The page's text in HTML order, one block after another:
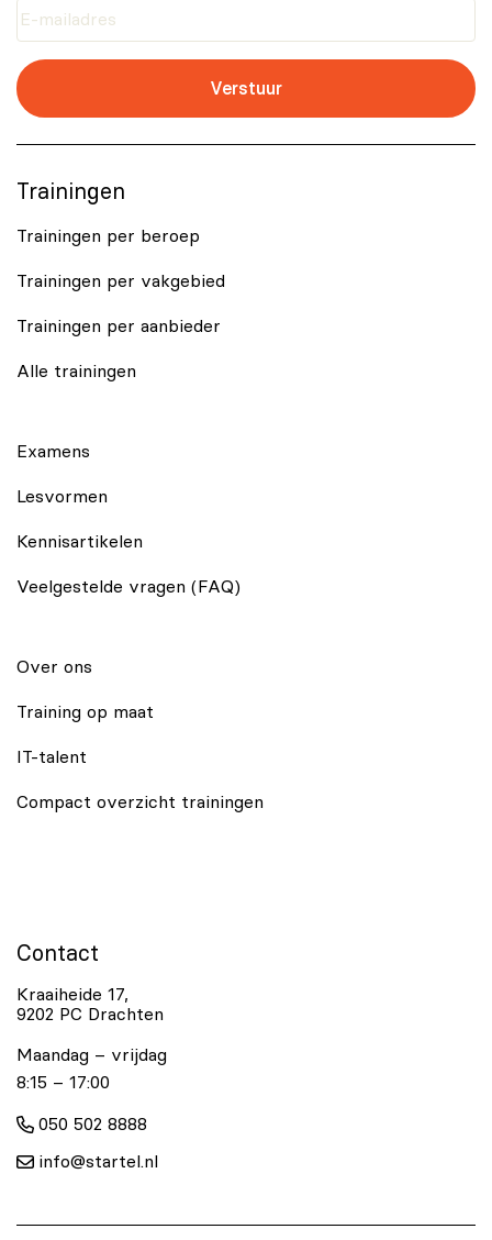
Verstuur
Trainingen
Trainingen per beroep
Trainingen per vakgebied
Trainingen per aanbieder
Alle trainingen
Examens
Lesvormen
Kennisartikelen
Veelgestelde vragen (FAQ)
Over ons
Training op maat
IT-talent
Compact overzicht trainingen
Contact
Kraaiheide 17,
9202 PC Drachten
Maandag – vrijdag
8:15 – 17:00
050 502 8888
info@startel.nl